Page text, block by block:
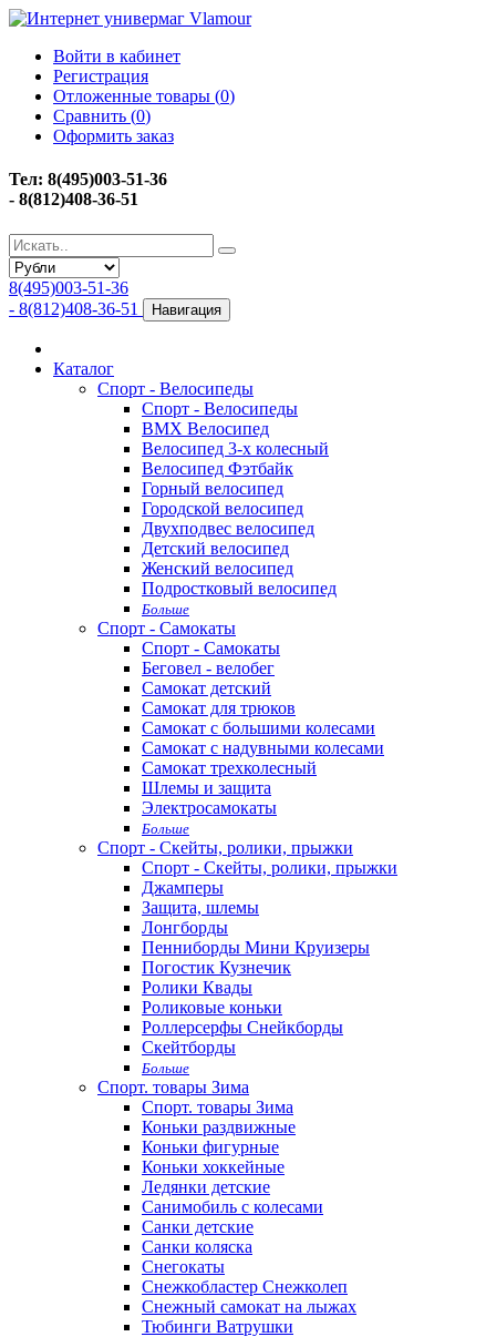
Войти в кабинет
Регистрация
Отложенные товары (0)
Сравнить (0)
Оформить заказ
Тел: 8(495)003-51-36
- 8(812)408-36-51
8(495)003-51-36
- 8(812)408-36-51
Навигация
Каталог
Спорт - Велосипеды
Спорт - Велосипеды
BMX Велосипед
Велосипед 3-х колесный
Велосипед Фэтбайк
Горный велосипед
Городской велосипед
Двухподвес велосипед
Детский велосипед
Женский велосипед
Подростковый велосипед
Больше
Спорт - Самокаты
Спорт - Самокаты
Беговел - велобег
Самокат детский
Самокат для трюков
Самокат с большими колесами
Самокат с надувными колесами
Самокат трехколесный
Шлемы и защита
Электросамокаты
Больше
Спорт - Скейты, ролики, прыжки
Спорт - Скейты, ролики, прыжки
Джамперы
Защита, шлемы
Лонгборды
Пенниборды Мини Круизеры
Погостик Кузнечик
Ролики Квады
Роликовые коньки
Роллерсерфы Снейкборды
Скейтборды
Больше
Спорт. товары Зима
Спорт. товары Зима
Коньки раздвижные
Коньки фигурные
Коньки хоккейные
Ледянки детские
Санимобиль с колесами
Санки детские
Санки коляска
Снегокаты
Снежкобластер Снежколеп
Снежный самокат на лыжах
Тюбинги Ватрушки